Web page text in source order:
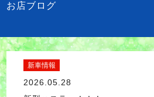
お店ブログ
新車情報
2026.05.28